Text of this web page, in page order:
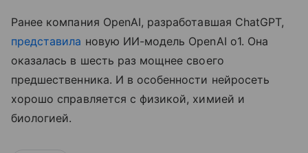
Ранее компания OpenAI, разработавшая ChatGPT,
представила новую ИИ-модель OpenAI o1. Она
оказалась в шесть раз мощнее своего
предшественника. И в особенности нейросеть
хорошо справляется с физикой, химией и
биологией.